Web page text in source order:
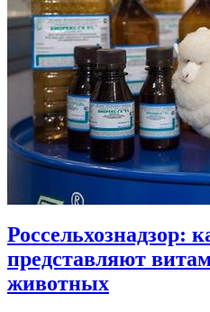
Россельхознадзор:
представляют
животных